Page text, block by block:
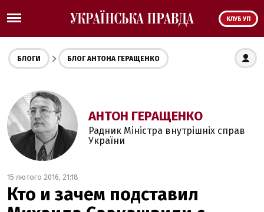
КЛУБ УП
БЛОГИ БЛОГ АНТОНА ГЕРАЩЕНКО
АНТОН ГЕРАЩЕНКО
Радник Міністра внутрішніх справ
України
15 лютого 2016, 21:18
Кто и зачем подставил